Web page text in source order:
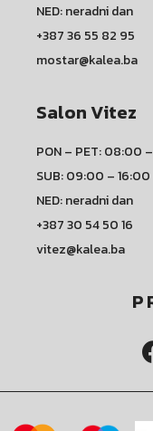
NED: neradni dan
+387 36 55 82 95
mostar@kalea.ba
Salon Vitez
PON – PET: 08:00
SUB: 09:00 – 16:00
NED: neradni dan
+387 30 54 50 16
vitez@kalea.ba